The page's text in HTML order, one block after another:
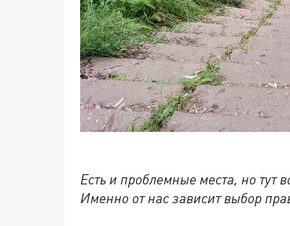
Есть и проблемные места, но тут
Именно от нас зависит выбор